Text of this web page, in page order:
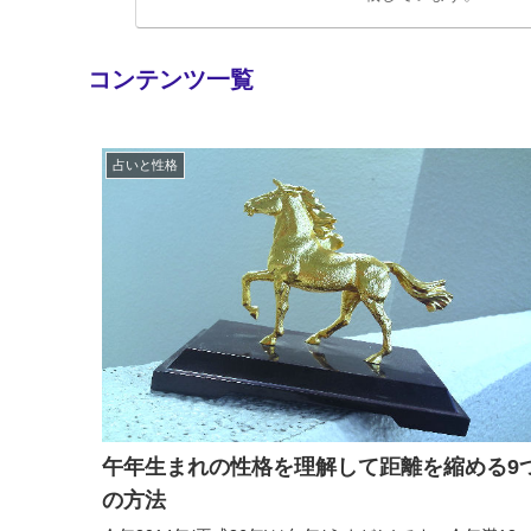
コンテンツ一覧
占いと性格
午年生まれの性格を理解して距離を縮める9
の方法